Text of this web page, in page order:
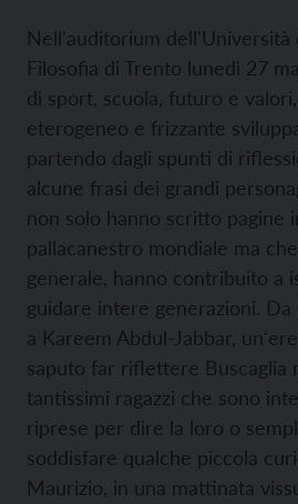
Nell'auditorium dell'Università
Filosofia di Trento lunedì 27
di sport, scuola, futuro e
eterogeneo e frizzante
partendo dagli spunti di
alcune frasi dei grandi
non solo hanno scritto pagine
pallacanestro mondiale ma
generale, hanno contribuito a
guidare intere generazioni.
a Kareem Abdul-Jabbar,
saputo far riflettere Buscaglia
tantissimi ragazzi che sono
riprese per dire la loro o
soddisfare qualche piccola
Maurizio, in una mattinata